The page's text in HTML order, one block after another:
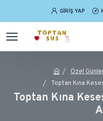
GIRIŞ YAP
Özel
Toptan Kına
Toptan Kına